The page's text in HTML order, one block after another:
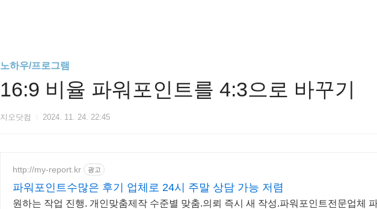
노하우/프로그램
16:9 비율 파워포인트를 4:3으로 바꾸기
지오닷컴 2024. 11. 24. 22:45
http://my-report.kr 광고
파워포인트수많은 후기 업체로 24시 주말 상담 가능 저렴
원하는 작업 진행. 개인맞춤제작 수준별 맞춤.의뢰 즉시 새 작성.파워포인트전문업체